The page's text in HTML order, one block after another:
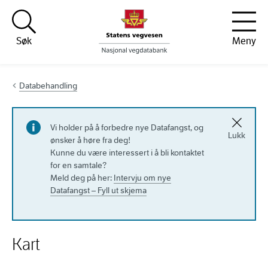
Hopp til innhold
Søk
Meny
Databehandling
Vi holder på å forbedre nye Datafangst, og
ønsker å høre fra deg!
Kunne du være interessert i å bli kontaktet
for en samtale?
Meld deg på her: Intervju om nye
Datafangst – Fyll ut skjema
Lukk
Kart